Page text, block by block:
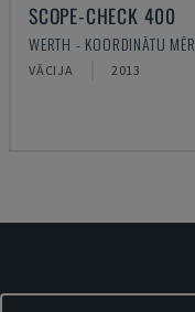
SCOPE-CHECK 400
WERTH - KOORDINĀTU
VĀCIJA 2013